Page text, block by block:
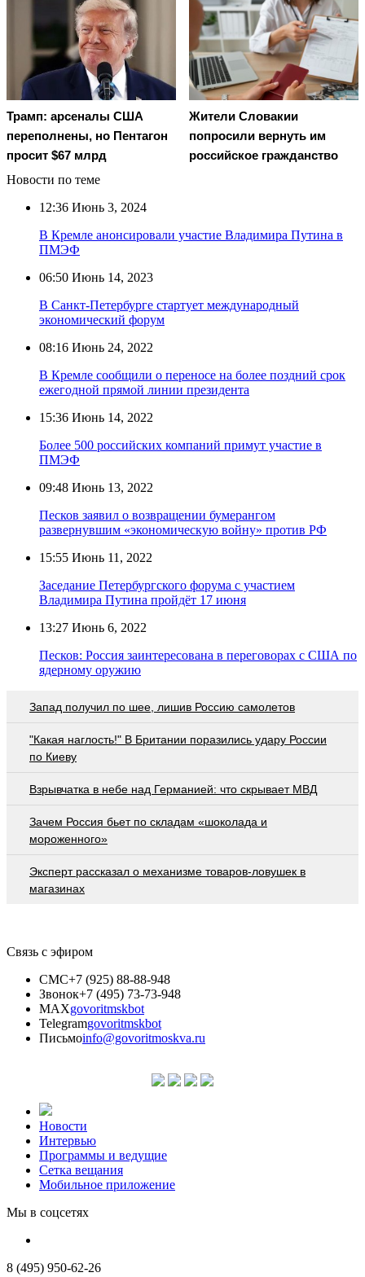
Трамп: арсеналы США
переполнены, но Пентагон
просит $67 млрд
Жители Словакии
попросили вернуть им
российское гражданство
Новости по теме
12:36 Июнь 3, 2024
В Кремле анонсировали участие Владимира Путина в
ПМЭФ
06:50 Июнь 14, 2023
В Санкт-Петербурге стартует международный
экономический форум
08:16 Июнь 24, 2022
В Кремле сообщили о переносе на более поздний срок
ежегодной прямой линии президента
15:36 Июнь 14, 2022
Более 500 российских компаний примут участие в
ПМЭФ
09:48 Июнь 13, 2022
Песков заявил о возвращении бумерангом
развернувшим «экономическую войну» против РФ
15:55 Июнь 11, 2022
Заседание Петербургского форума с участием
Владимира Путина пройдёт 17 июня
13:27 Июнь 6, 2022
Песков: Россия заинтересована в переговорах с США по
ядерному оружию
Запад получил по шее, лишив Россию самолетов
"Какая наглость!" В Британии поразились удару России
по Киеву
Взрывчатка в небе над Германией: что скрывает МВД
Зачем Россия бьет по складам «шоколада и
мороженного»
Эксперт рассказал о механизме товаров-ловушек в
магазинах
Связь с эфиром
СМС+7 (925) 88-88-948
Звонок+7 (495) 73-73-948
MAXgovoritmskbot
Telegramgovoritmskbot
Письмоinfo@govoritmoskva.ru
Новости
Интервью
Программы и ведущие
Сетка вещания
Мобильное приложение
Мы в соцсетях
8 (495) 950-62-26